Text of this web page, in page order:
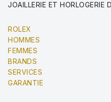
JOAILLERIE ET HORLOGERIE
ROLEX
HOMMES
FEMMES
BRANDS
SERVICES
GARANTIE